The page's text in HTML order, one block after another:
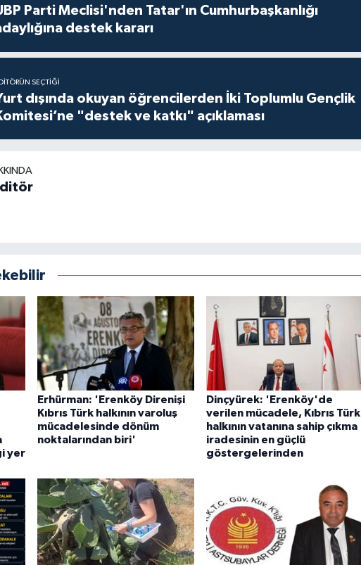
Parti Meclisi'nden Tatar'ın Cumhurbaşkanlığı
destek kararı
SEÇTIĞI
dışında okuyan öğrencilerden İki Toplumlu Gençlik
"destek ve katkı" açıklaması
yer
Erhürman: 'Erenköy Direnişi
Kıbrıs Türk halkının varoluş
mücadelesinde dönüm
noktalarından biri'
Dinçyürek: 'Erenköy'de
verilen mücadele, Kıbrıs Türk
halkının vatanına sahip çıkma
iradesinin en güçlü
göstergelerinden